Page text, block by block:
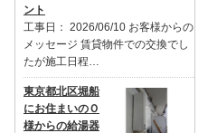
ント
工事日： 2026/06/10 お客様からの
メッセージ 賃貸物件での交換でし
たが施工日程…
東京都北区堀船
にお住まいのＯ
様からの給湯器